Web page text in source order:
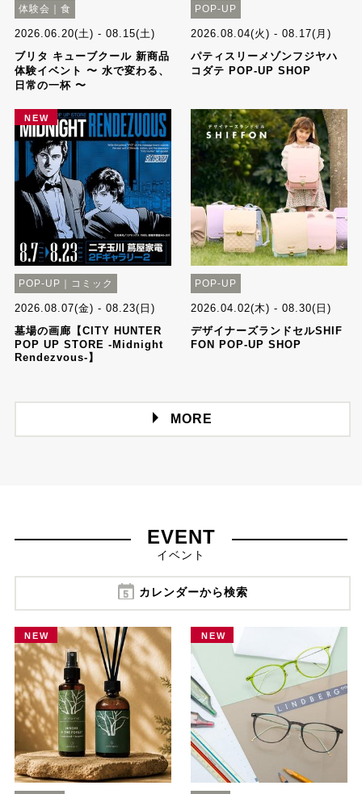
体験会｜食
2026.06.20(土) - 08.15(土)
ブリタ キューブクール 新商品
体験イベント 〜 水で変わる、
日常の一杯 〜
POP-UP
2026.08.04(火) - 08.17(月)
パティスリーメゾンフジヤハ
コダテ POP-UP SHOP
NEW
POP-UP｜コミック
2026.08.07(金) - 08.23(日)
墓場の画廊【CITY HUNTER
POP UP STORE -Midnight
Rendezvous-】
POP-UP
2026.04.02(木) - 08.30(日)
デザイナーズランドセルSHIF
FON POP-UP SHOP
MORE
EVENT
イベント
カレンダーから検索
NEW NEW